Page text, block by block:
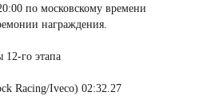
по московскому времени
награждения.
12-го этапа
Racing/Iveco) 02:32.27